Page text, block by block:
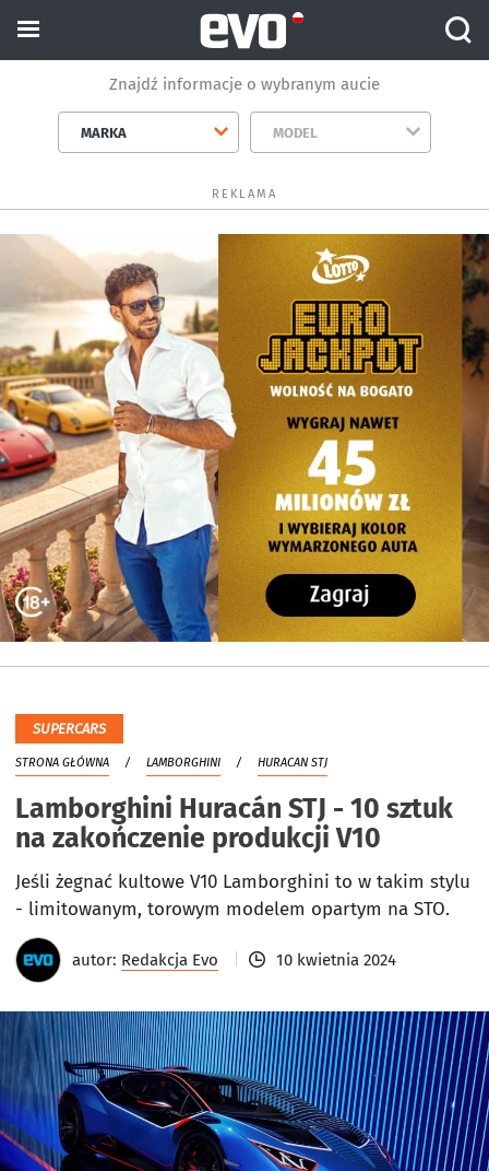
Znajdź informacje o wybranym aucie
MARKA MODEL
REKLAMA
SUPERCARS
STRONA GŁÓWNA LAMBORGHINI HURACAN STJ
Lamborghini Huracán STJ - 10 sztuk
na zakończenie produkcji V10
Jeśli żegnać kultowe V10 Lamborghini to w takim stylu
- limitowanym, torowym modelem opartym na STO.
autor: Redakcja Evo 10 kwietnia 2024